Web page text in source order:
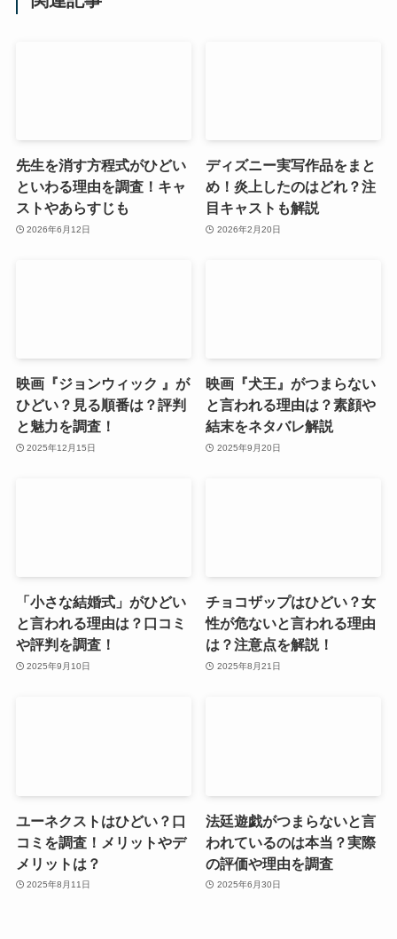
先生を消す方程式がひどい
といわる理由を調査！キャ
ストやあらすじも
2026年6月12日
ディズニー実写作品をまと
め！炎上したのはどれ？注
目キャストも解説
2026年2月20日
映画『ジョンウィック 』が
ひどい？見る順番は？評判
と魅力を調査！
2025年12月15日
映画『犬王』がつまらない
と言われる理由は？素顔や
結末をネタバレ解説
2025年9月20日
「小さな結婚式」がひどい
と言われる理由は？口コミ
や評判を調査！
2025年9月10日
チョコザップはひどい？女
性が危ないと言われる理由
は？注意点を解説！
2025年8月21日
ユーネクストはひどい？口
コミを調査！メリットやデ
メリットは？
2025年8月11日
法廷遊戯がつまらないと言
われているのは本当？実際
の評価や理由を調査
2025年6月30日